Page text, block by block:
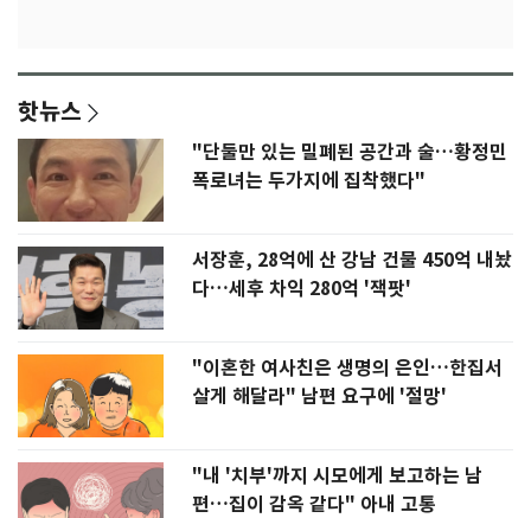
핫뉴스
"단둘만 있는 밀폐된 공간과 술…황정민
폭로녀는 두가지에 집착했다"
서장훈, 28억에 산 강남 건물 450억 내놨
다…세후 차익 280억 '잭팟'
"이혼한 여사친은 생명의 은인…한집서
살게 해달라" 남편 요구에 '절망'
"내 '치부'까지 시모에게 보고하는 남
편…집이 감옥 같다" 아내 고통